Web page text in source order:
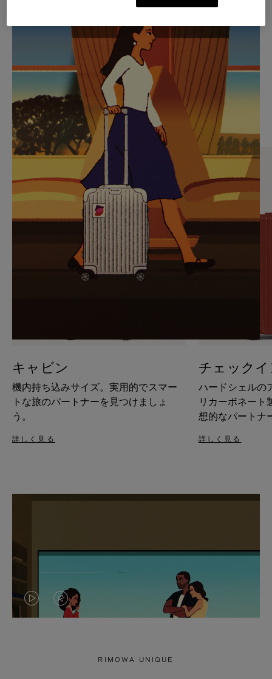
IS
PLAYED,
PLEASE
PRESS
TO
PAUSE
IT
IS
MUTED,
PLEASE
PRESS
TO
UNMUTE
IT
厳選されたギフトセレクション
あらゆる旅に寄り添う究極の
パートナーを見つけましょう
キャビン
機内持ち込みサイズ。実用的でスマー
トな旅のパートナーを見つけましょ
う。
詳しく見る
チェック
ハードシェルの
リカーボネート
想的なパートナ
詳しく見る
VIDEOVIDEO
RIMOWA UNIQUE